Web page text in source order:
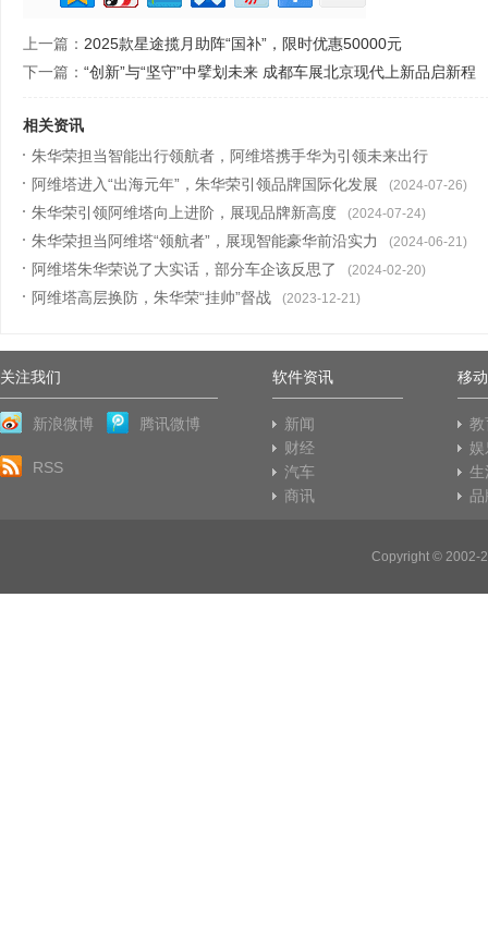
上一篇： 2025款星途揽月助阵“国补”，限时优惠50000元
下一篇： “创新”与“坚守”中擘划未来 成都车展北京现代上新品启新程
相关资讯
朱华荣担当智能出行领航者，阿维塔携手华为引领未来出行
(2024-07-31)
阿维塔进入“出海元年”，朱华荣引领品牌国际化发展 (2024-07-26)
朱华荣引领阿维塔向上进阶，展现品牌新高度 (2024-07-24)
朱华荣担当阿维塔“领航者”，展现智能豪华前沿实力 (2024-06-21)
阿维塔朱华荣说了大实话，部分车企该反思了 (2024-02-20)
阿维塔高层换防，朱华荣“挂帅”督战 (2023-12-21)
关注我们
新浪微博 腾讯微博
RSS
软件资讯
新闻
财经
汽车
商讯
移
教
娱
生
Copyright © 2002-